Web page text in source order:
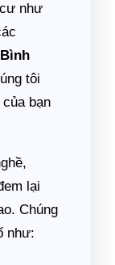
như
tôi
bạn
lại
Chúng
như: